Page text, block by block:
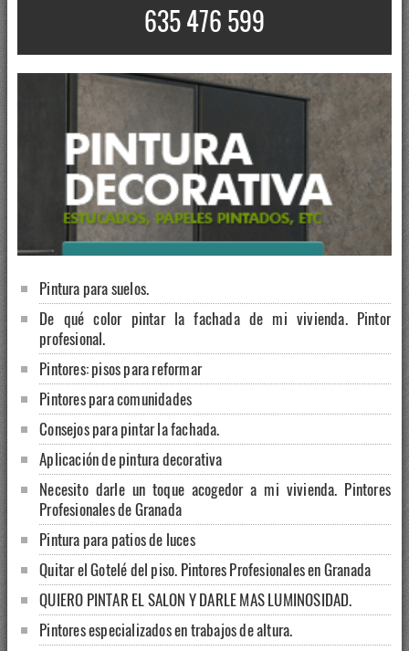
635 476 599
Pintura para suelos.
De qué color pintar la fachada de mi vivienda. Pintor
profesional.
Pintores: pisos para reformar
Pintores para comunidades
Consejos para pintar la fachada.
Aplicación de pintura decorativa
Necesito darle un toque acogedor a mi vivienda. Pintores
Profesionales de Granada
Pintura para patios de luces
Quitar el Gotelé del piso. Pintores Profesionales en Granada
QUIERO PINTAR EL SALON Y DARLE MAS LUMINOSIDAD.
Pintores especializados en trabajos de altura.